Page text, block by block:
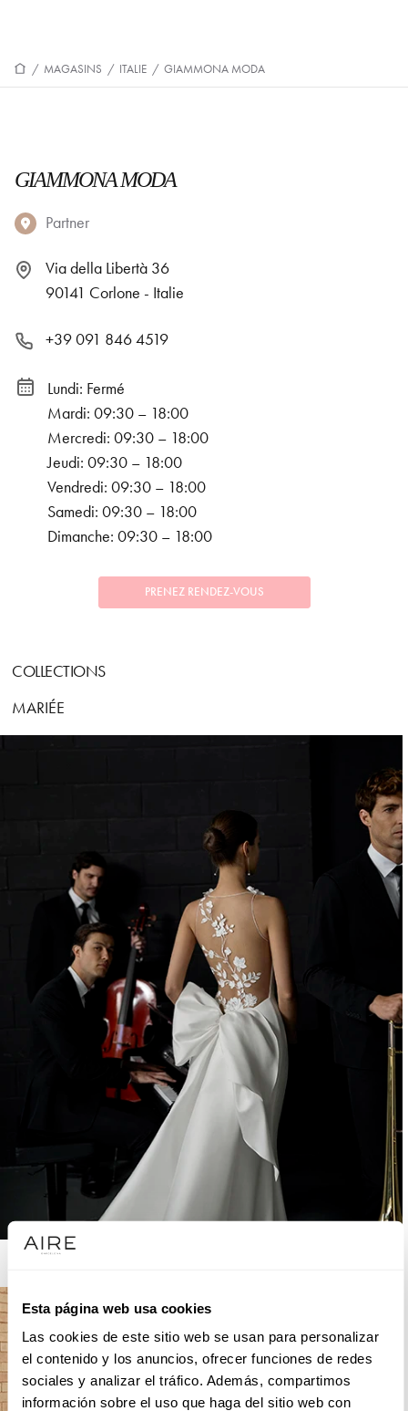
Esta página web usa cookies
Las cookies de este sitio web se usan para personalizar
el contenido y los anuncios, ofrecer funciones de redes
sociales y analizar el tráfico. Además, compartimos
información sobre el uso que haga del sitio web con
/ MAGASINS / ITALIE / GIAMMONA MODA
GIAMMONA MODA
Partner
Via della Libertà 36
90141 Corlone - Italie
+39 091 846 4519
Lundi: Fermé
Mardi: 09:30 – 18:00
Mercredi: 09:30 – 18:00
Jeudi: 09:30 – 18:00
Vendredi: 09:30 – 18:00
Samedi: 09:30 – 18:00
Dimanche: 09:30 – 18:00
PRENEZ RENDEZ-VOUS
COLLECTIONS
MARIÉE
AIRE ATELIER